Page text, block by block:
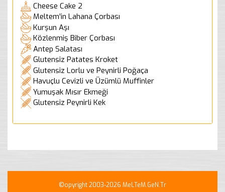
Cheese Cake 2
Meltem'in Lahana Çorbası
Kurşun Aşı
Közlenmiş Biber Çorbası
Antep Salatası
Glutensiz Patates Kroket
Glutensiz Lorlu ve Peynirli Poğaça
Havuçlu Cevizli ve Üzümlü Muffinler
Yumuşak Mısır Ekmeği
Glutensiz Peynirli Kek
©opyright 2003-2026 MeLTeM.GeN.Tr